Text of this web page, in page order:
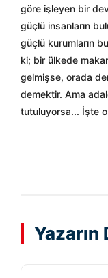
göre işleyen bir
güçlü insanların
güçlü kurumların
ki; bir ülkede
gelmişse, orada
demektir. Ama
tutuluyorsa... İşte
Yazarın